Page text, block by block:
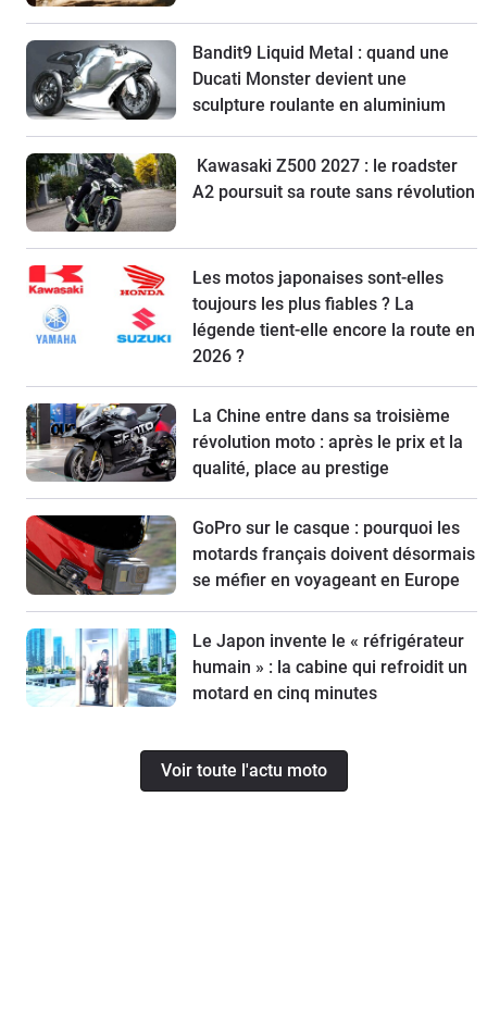
Bandit9 Liquid Metal : quand une
Ducati Monster devient une
sculpture roulante en aluminium
Kawasaki Z500 2027 : le roadster
A2 poursuit sa route sans révolution
Les motos japonaises sont-elles
toujours les plus fiables ? La
légende tient-elle encore la route en
2026 ?
La Chine entre dans sa troisième
révolution moto : après le prix et la
qualité, place au prestige
GoPro sur le casque : pourquoi les
motards français doivent désormais
se méfier en voyageant en Europe
Le Japon invente le « réfrigérateur
humain » : la cabine qui refroidit un
motard en cinq minutes
Voir toute l'actu moto